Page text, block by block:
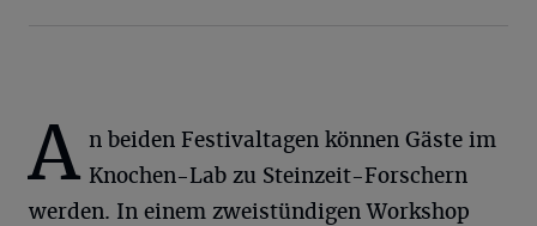
A n beiden Festivaltagen können Gäste im
Knochen-Lab zu Steinzeit-Forschern
werden. In einem zweistündigen Workshop